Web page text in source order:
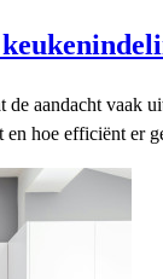
aandacht vaak
hoe efficiënt er